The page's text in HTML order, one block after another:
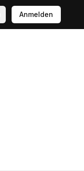
Anmelden